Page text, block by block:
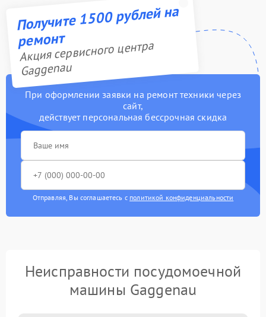
Получите 1500 рублей на
ремонт
Акция сервисного центра
Gaggenau
При оформлении заявки на ремонт техники через
сайт,
действует персональная бессрочная скидка
Отправляя, Вы соглашаетесь с политикой конфиденциальности
Неисправности посудомоечной
машины Gaggenau